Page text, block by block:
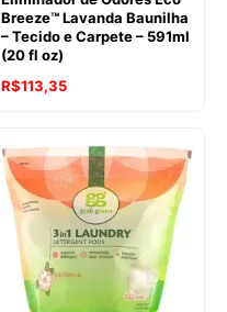
Breeze™ Lavanda Baunilha
– Tecido e Carpete – 591ml
(20 fl oz)
O
era:
R$117,44.
R$113,35O
atual
é:
R$113,35.